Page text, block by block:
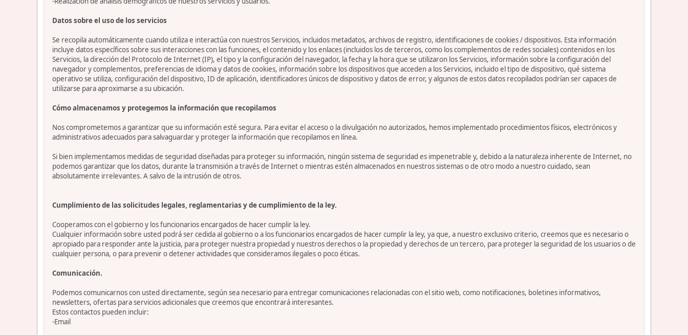
Datos sobre el uso de los servicios
Se recopila automáticamente cuando utiliza e interactúa con nuestros Servicios, incluidos metadatos, archivos de registro, identificaciones de cookies / dispositivos. Esta información
incluye datos específicos sobre sus interacciones con las funciones, el contenido y los enlaces (incluidos los de terceros, como los complementos de redes sociales) contenidos en los
Servicios, la dirección del Protocolo de Internet (IP), el tipo y la configuración del navegador, la fecha y la hora que se utilizaron los Servicios, información sobre la configuración del
navegador y complementos, preferencias de idioma y datos de cookies, información sobre los dispositivos que acceden a los Servicios, incluido el tipo de dispositivo, qué sistema
operativo se utiliza, configuración del dispositivo, ID de aplicación, identificadores únicos de dispositivo y datos de error, y algunos de estos datos recopilados podrían ser capaces de
utilizarse para aproximarse a su ubicación.
Cómo almacenamos y protegemos la información que recopilamos
Nos comprometemos a garantizar que su información esté segura. Para evitar el acceso o la divulgación no autorizados, hemos implementado procedimientos físicos, electrónicos y
administrativos adecuados para salvaguardar y proteger la información que recopilamos en línea.
Si bien implementamos medidas de seguridad diseñadas para proteger su información, ningún sistema de seguridad es impenetrable y, debido a la naturaleza inherente de Internet, no
podemos garantizar que los datos, durante la transmisión a través de Internet o mientras estén almacenados en nuestros sistemas o de otro modo a nuestro cuidado, sean
absolutamente irrelevantes. A salvo de la intrusión de otros.
Cumplimiento de las solicitudes legales, reglamentarias y de cumplimiento de la ley.
Cooperamos con el gobierno y los funcionarios encargados de hacer cumplir la ley.
Cualquier información sobre usted podrá ser cedida al gobierno o a los funcionarios encargados de hacer cumplir la ley, ya que, a nuestro exclusivo criterio, creemos que es necesario o
apropiado para responder ante la justicia, para proteger nuestra propiedad y nuestros derechos o la propiedad y derechos de un tercero, para proteger la seguridad de los usuarios o de
cualquier persona, o para prevenir o detener actividades que consideramos ilegales o poco éticas.
Comunicación.
Podemos comunicarnos con usted directamente, según sea necesario para entregar comunicaciones relacionadas con el sitio web, como notificaciones, boletines informativos,
newsletters, ofertas para servicios adicionales que creemos que encontrará interesantes.
Estos contactos pueden incluir:
-Email